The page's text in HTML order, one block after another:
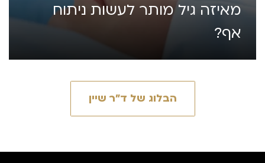
מאיזה גיל מותר לעשות ניתוח
אף?
הבלוג של ד״ר שיין